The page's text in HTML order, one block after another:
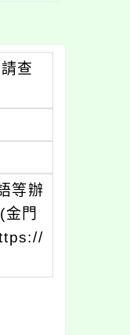
查
等辦
門